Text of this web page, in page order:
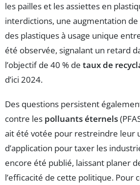
les pailles et les assiettes en
interdictions, une augmentation de
des plastiques à usage unique
été observée, signalant un retard
l’objectif de 40 % de taux de
d’ici 2024.
Des questions persistent
contre les polluants éternels
ait été votée pour restreindre leur
d’application pour taxer les
encore été publié, laissant planer
l’efficacité de cette politique. Pour